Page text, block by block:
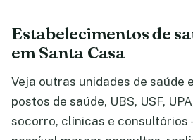
Estabelecimentos de
em Santa Casa
Veja outras unidades de saúde
postos de saúde, UBS, USF,
socorro, clínicas e consultórios